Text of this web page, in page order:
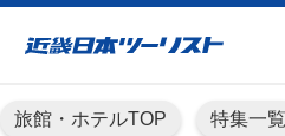
旅館・ホテルTOP 特集一覧